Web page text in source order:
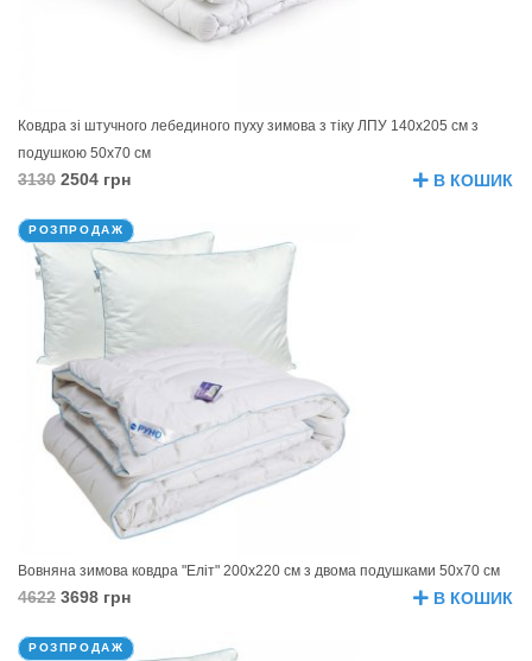
Ковдра зі штучного лебединого пуху зимова з тіку ЛПУ 140х205 см з
подушкою 50х70 см
3130 2504 грн В КОШИК
РОЗПРОДАЖ
Вовняна зимова ковдра "Еліт" 200х220 см з двома подушками 50х70 см
4622 3698 грн В КОШИК
РОЗПРОДАЖ